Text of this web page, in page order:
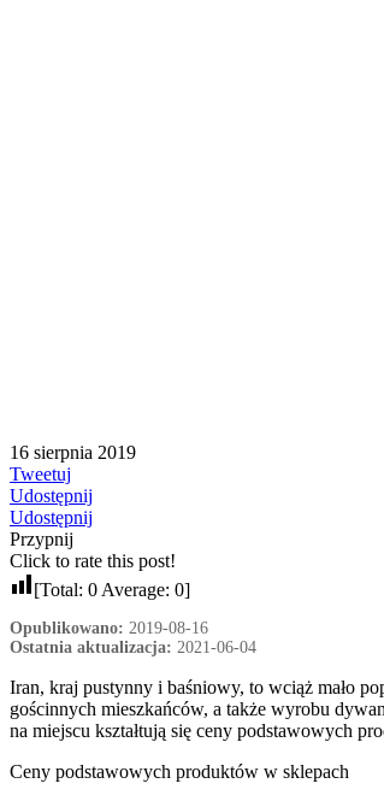
16 sierpnia 2019
Tweetuj
Udostępnij
Udostępnij
Przypnij
Click to rate this post!
[Total: 0Average: 0]
Opublikowano: 2019-08-16
Ostatnia aktualizacja: 2021-06-04
Iran, kraj pustynny i baśniowy, to wciąż mało
gościnnych mieszkańców, a także wyrobu
na miejscu kształtują się ceny podstawowych
Ceny podstawowych produktów w sklepach